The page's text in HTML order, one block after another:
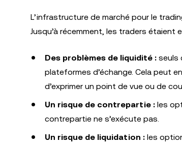
L’infrastructure de marché pour le
Jusqu’à récemment, les traders
Des problèmes de liquidité : seuls
plateformes d’échange. Cela peut
d’exprimer un point de vue ou de
Un risque de contrepartie : les
contrepartie ne s’exécute pas.
Un risque de liquidation : les